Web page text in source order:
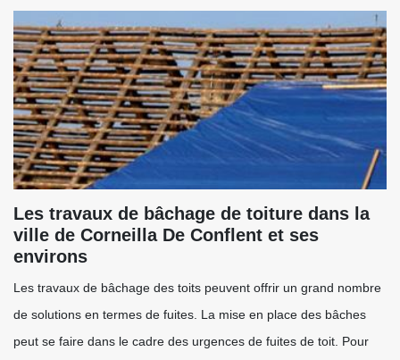
Les travaux de bâchage de toiture dans la
ville de Corneilla De Conflent et ses
environs
Les travaux de bâchage des toits peuvent offrir un grand nombre
de solutions en termes de fuites. La mise en place des bâches
peut se faire dans le cadre des urgences de fuites de toit. Pour